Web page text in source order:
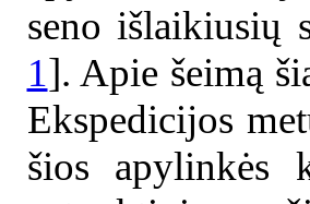
seno išlaikiusių
1]. Apie šeimą
Ekspedicijos
šios apylinkės